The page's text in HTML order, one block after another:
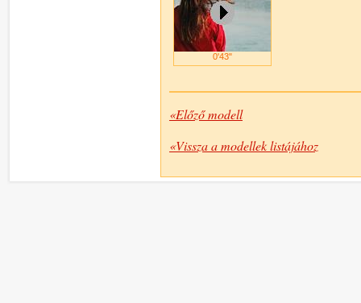
0'43"
«Előző modell
«Vissza a modellek listájához